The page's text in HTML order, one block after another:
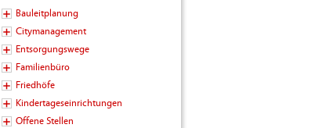
Bauleitplanung
Citymanagement
Entsorgungswege
Familienbüro
Friedhöfe
Kindertageseinrichtungen
Offene Stellen